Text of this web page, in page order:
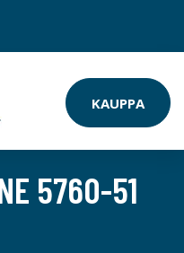
KAUPPA
5760-51